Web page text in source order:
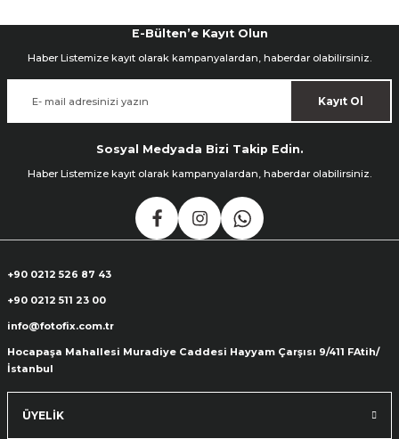
E-Bülten’e Kayıt Olun
Haber Listemize kayıt olarak kampanyalardan, haberdar olabilirsiniz.
Kayıt Ol
Sosyal Medyada Bizi Takip Edin.
Haber Listemize kayıt olarak kampanyalardan, haberdar olabilirsiniz.
+90 0212 526 87 43
+90 0212 511 23 00
info@fotofix.com.tr
Hocapaşa Mahallesi Muradiye Caddesi Hayyam Çarşısı 9/411 FAtih/
İstanbul
ÜYELİK